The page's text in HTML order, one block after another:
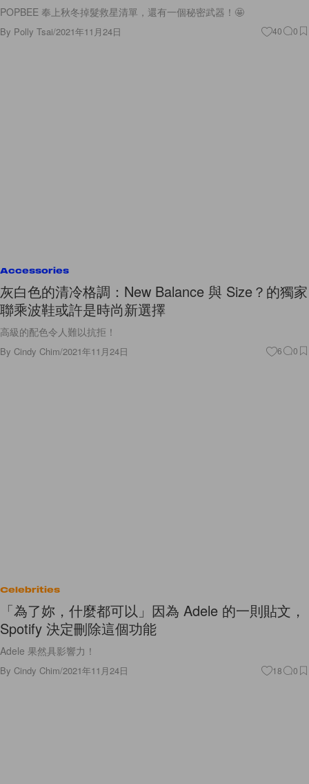
POPBEE 奉上秋冬掉髮救星清單，還有一個秘密武器！🤩
By Polly Tsai/2021年11月24日 40 0
Accessories
灰白色的清冷格調：New Balance 與 Size？的獨家
聯乘波鞋或許是時尚新選擇
高級的配色令人難以抗拒！
By Cindy Chim/2021年11月24日 6 0
Celebrities
「為了妳，什麼都可以」因為 Adele 的一則貼文，
Spotify 決定刪除這個功能
Adele 果然具影響力！
By Cindy Chim/2021年11月24日 18 0